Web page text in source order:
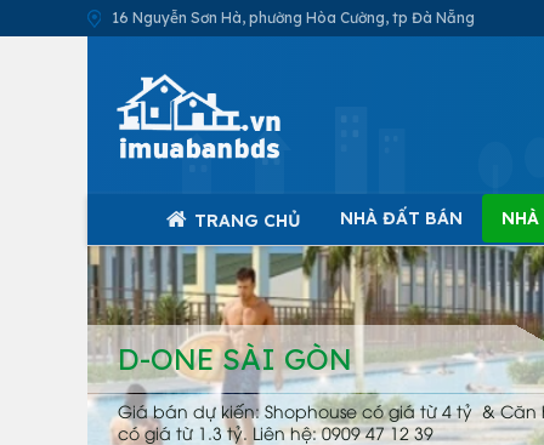
16 Nguyễn Sơn Hà, phường Hòa Cường, tp Đà Nẵng
TRANG CHỦ NHÀ ĐẤT BÁN
D-ONE SÀI GÒN
Giá bán dự kiến: Shophouse có giá từ 4 tỷ & Căn
có giá từ 1.3 tỷ. Liên hệ: 0909 47 12 39